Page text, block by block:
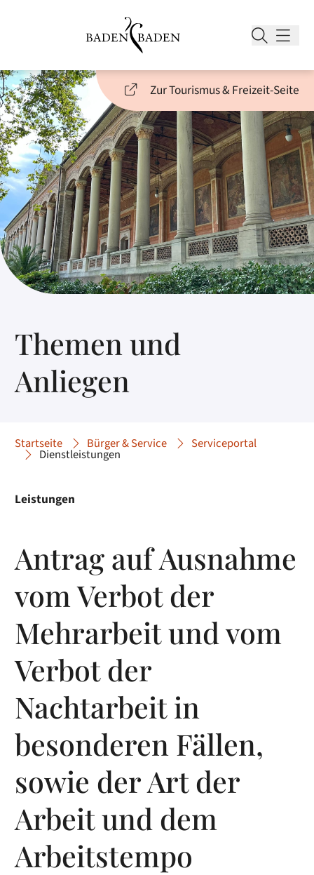
Zur Tourismus & Freizeit-Seite
Themen und
Anliegen
Startseite Bürger & Service Serviceportal
Dienstleistungen
Leistungen
Antrag auf Ausnahme
vom Verbot der
Mehrarbeit und vom
Verbot der
Nachtarbeit in
besonderen Fällen,
sowie der Art der
Arbeit und dem
Arbeitstempo